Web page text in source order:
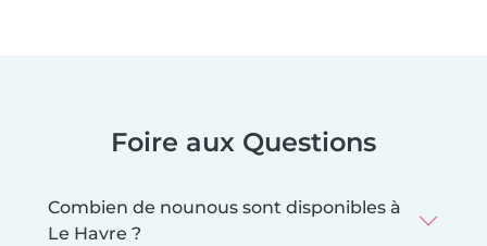
Foire aux Questions
Combien de nounous sont disponibles à
Le Havre ?